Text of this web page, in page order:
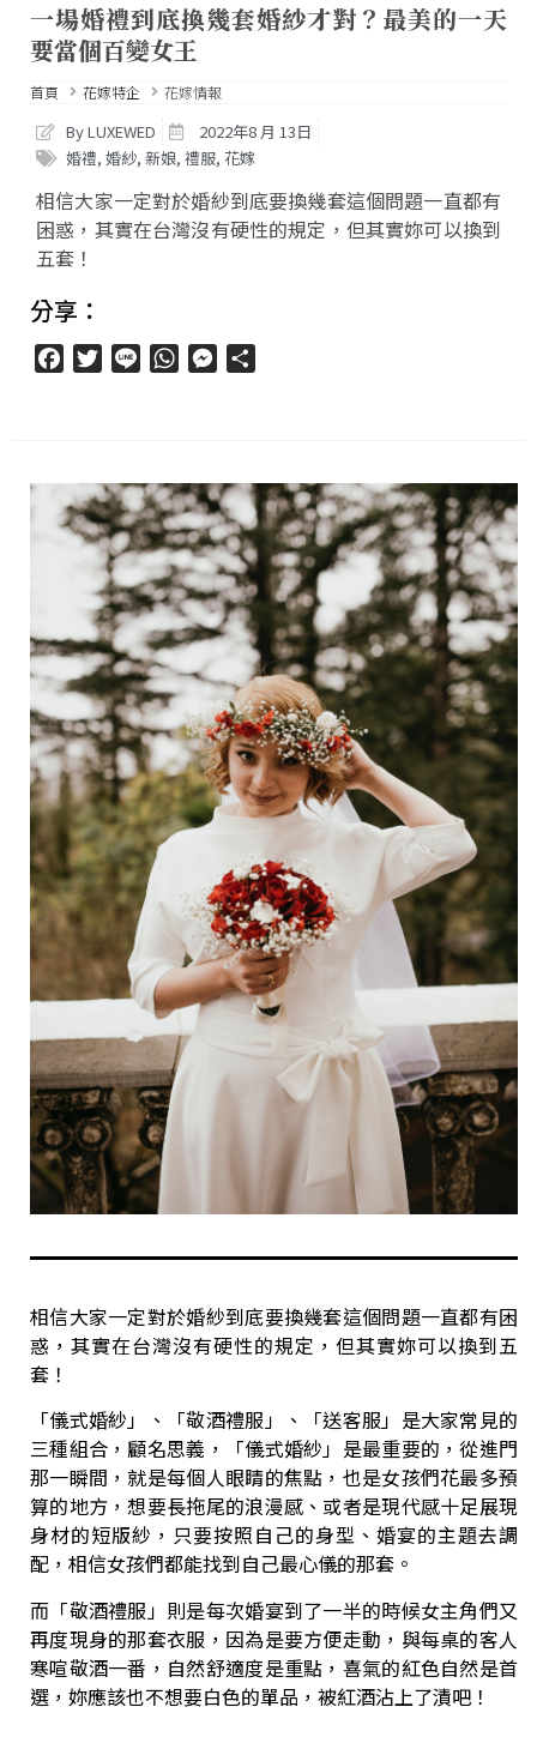
一場婚禮到底換幾套婚紗才對？最美的一天
要當個百變女王
首頁 花嫁特企 花嫁情報
By LUXEWED
2022年8 月 13日
婚禮, 婚紗, 新娘, 禮服, 花嫁
相信大家一定對於婚紗到底要換幾套這個問題一直都有
困惑，其實在台灣沒有硬性的規定，但其實妳可以換到
五套！
分享：
FacebookTwitter
Line WhatsAppMessenger
相信大家一定對於婚紗到底要換幾套這個問題一直都有困
惑，其實在台灣沒有硬性的規定，但其實妳可以換到五
套！
「儀式婚紗」、「敬酒禮服」、「送客服」是大家常見的
三種組合，顧名思義，「儀式婚紗」是最重要的，從進門
那一瞬間，就是每個人眼睛的焦點，也是女孩們花最多預
算的地方，想要長拖尾的浪漫感、或者是現代感十足展現
身材的短版紗，只要按照自己的身型、婚宴的主題去調
配，相信女孩們都能找到自己最心儀的那套。
而「敬酒禮服」則是每次婚宴到了一半的時候女主角們又
再度現身的那套衣服，因為是要方便走動，與每桌的客人
寒喧敬酒一番，自然舒適度是重點，喜氣的紅色自然是首
選，妳應該也不想要白色的單品，被紅酒沾上了漬吧！